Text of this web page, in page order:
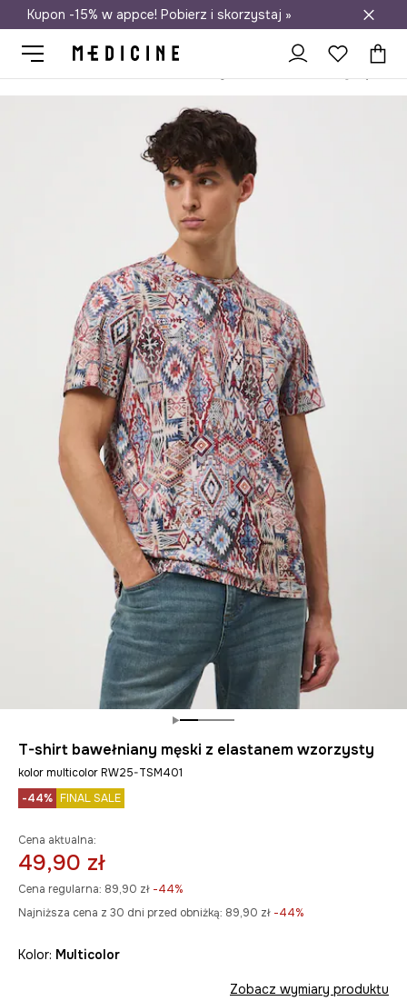
Darmowa dostawa do salonów
Kupon -15% w appce! Pobierz i skorzystaj »
T-shirt bawełniany męski z elastanem wzorzysty
kolor multicolor RW25-TSM401
-44% FINAL SALE
Cena aktualna:
49,90 zł
Cena regularna: 89,90 zł -44%
Najniższa cena z 30 dni przed obniżką: 89,90 zł -44%
Kolor: multicolor
Zobacz wymiary produktu